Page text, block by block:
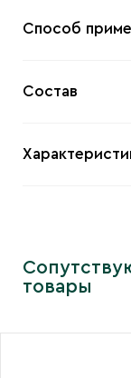
Способ
Состав
товары